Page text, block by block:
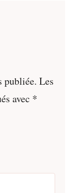
publiée. Les
avec *